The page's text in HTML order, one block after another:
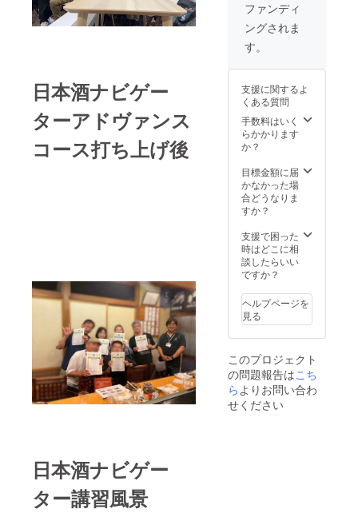
日本酒ナビゲー
ターアドヴァンス
コース打ち上げ後
日本酒ナビゲー
ター講習風景
お楽し
みくだ
さい。
紅茶は
付きま
せん リ
ターン
の発送
時に新
届けい
たしま
す 「原
物等の
食品表
示はお
届け商
ベルに
表記さ
れま
す。 商
前には
必 ずお
届けの
リター
理の幅
も広が
りま
のたっ
ぷりサ
イズを2
袋セッ
トでお
届け。
五代
目・塚
本光司
ておす
すめす
る味噌
を、ぜ
庭でご
賞味く
ださ
い。 ■
味噌 ■
内容
量：2kg
リター
ンの発
はお届
け商品
のラベ
ます。
封前に
は必ず
お届け
のリ
ターン
された
ラベル
や注意
書きを
くださ
い。」
「※未成
年者の
法律で
禁止さ
れてい
ます。
込みは
20歳以
上の方
に限ら
せてい
ファンディ
ングされま
す。
支援に関するよ
くある質問
手数料はいく
らかかります
か？
目標金額に届
かなかった場
合どうなりま
すか？
支援で困った
時はどこに相
談したらいい
ですか？
ヘルプページを
見る
このプロジェクト
の問題報告はこち
らよりお問い合わ
せください